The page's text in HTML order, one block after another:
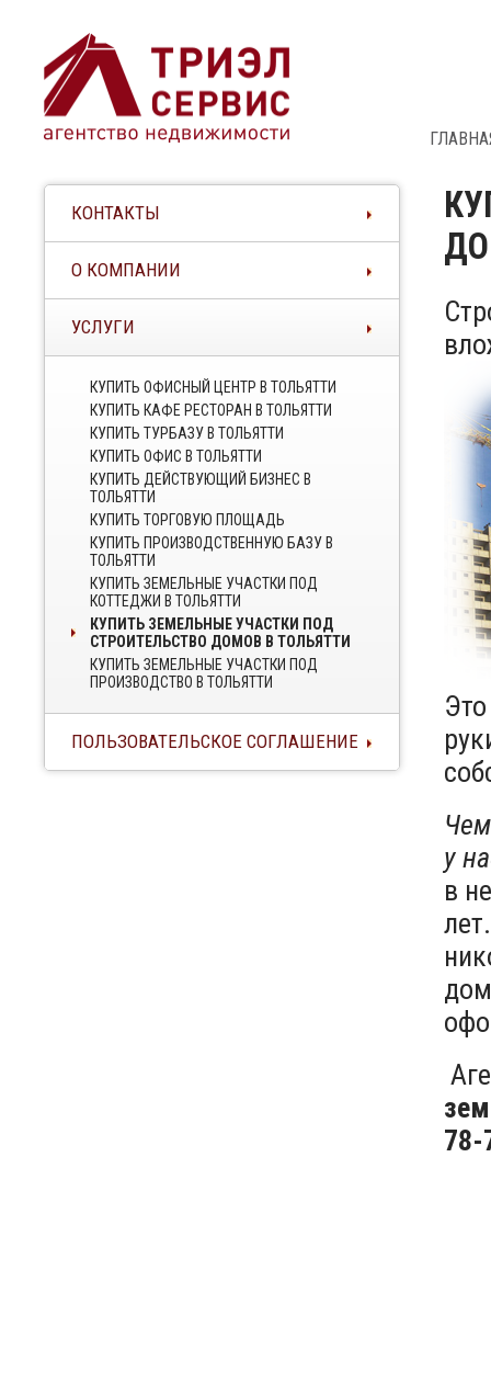
КОНТАКТЫ
О КОМПАНИИ
УСЛУГИ
КУПИТЬ ОФИСНЫЙ ЦЕНТР В ТОЛЬЯТТИ
КУПИТЬ КАФЕ РЕСТОРАН В ТОЛЬЯТТИ
КУПИТЬ ТУРБАЗУ В ТОЛЬЯТТИ
КУПИТЬ ОФИС В ТОЛЬЯТТИ
КУПИТЬ ДЕЙСТВУЮЩИЙ БИЗНЕС В
ТОЛЬЯТТИ
КУПИТЬ ТОРГОВУЮ ПЛОЩАДЬ
КУПИТЬ ПРОИЗВОДСТВЕННУЮ БАЗУ В
ТОЛЬЯТТИ
КУПИТЬ ЗЕМЕЛЬНЫЕ УЧАСТКИ ПОД
КОТТЕДЖИ В ТОЛЬЯТТИ
КУПИТЬ ЗЕМЕЛЬНЫЕ УЧАСТКИ ПОД
СТРОИТЕЛЬСТВО ДОМОВ В ТОЛЬЯТТИ
КУПИТЬ ЗЕМЕЛЬНЫЕ УЧАСТКИ ПОД
ПРОИЗВОДСТВО В ТОЛЬЯТТИ
ПОЛЬЗОВАТЕЛЬСКОЕ СОГЛАШЕНИЕ
у
в
78-